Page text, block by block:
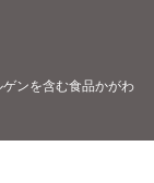
ンを含む食品かがわ